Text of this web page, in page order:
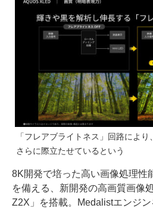
「フレアブライトネス」回路によ
さらに際立たせているという
8K開発で培った高い画像処理性
を備える、新開発の高画質画像
Z2X」を搭載。Medalistエンジ